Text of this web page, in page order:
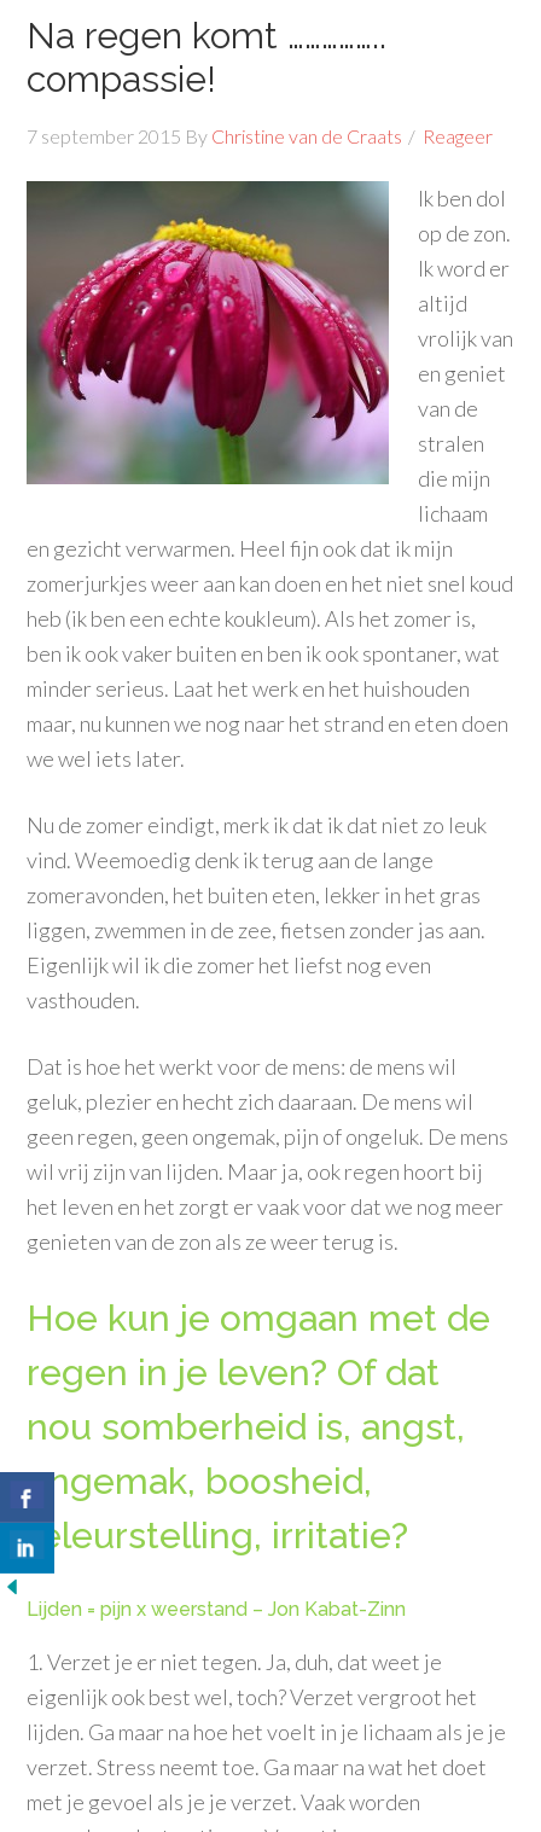
Na regen komt ……………..
compassie!
7 september 2015 By Christine van de Craats Reageer
Ik ben dol
op de zon.
Ik word er
altijd
vrolijk van
en geniet
van de
stralen
die mijn
lichaam
en gezicht verwarmen. Heel fijn ook dat ik mijn
zomerjurkjes weer aan kan doen en het niet snel koud
heb (ik ben een echte koukleum). Als het zomer is,
ben ik ook vaker buiten en ben ik ook spontaner, wat
minder serieus. Laat het werk en het huishouden
maar, nu kunnen we nog naar het strand en eten doen
we wel iets later.
Nu de zomer eindigt, merk ik dat ik dat niet zo leuk
vind. Weemoedig denk ik terug aan de lange
zomeravonden, het buiten eten, lekker in het gras
liggen, zwemmen in de zee, fietsen zonder jas aan.
Eigenlijk wil ik die zomer het liefst nog even
vasthouden.
Dat is hoe het werkt voor de mens: de mens wil
geluk, plezier en hecht zich daaraan. De mens wil
geen regen, geen ongemak, pijn of ongeluk. De mens
wil vrij zijn van lijden. Maar ja, ook regen hoort bij
het leven en het zorgt er vaak voor dat we nog meer
genieten van de zon als ze weer terug is.
Hoe kun je omgaan met de
regen in je leven? Of dat
nou somberheid is, angst,
ongemak, boosheid,
teleurstelling, irritatie?
Lijden = pijn x weerstand – Jon Kabat-Zinn
1. Verzet je er niet tegen. Ja, duh, dat weet je
eigenlijk ook best wel, toch? Verzet vergroot het
lijden. Ga maar na hoe het voelt in je lichaam als je je
verzet. Stress neemt toe. Ga maar na wat het doet
met je gevoel als je je verzet. Vaak worden